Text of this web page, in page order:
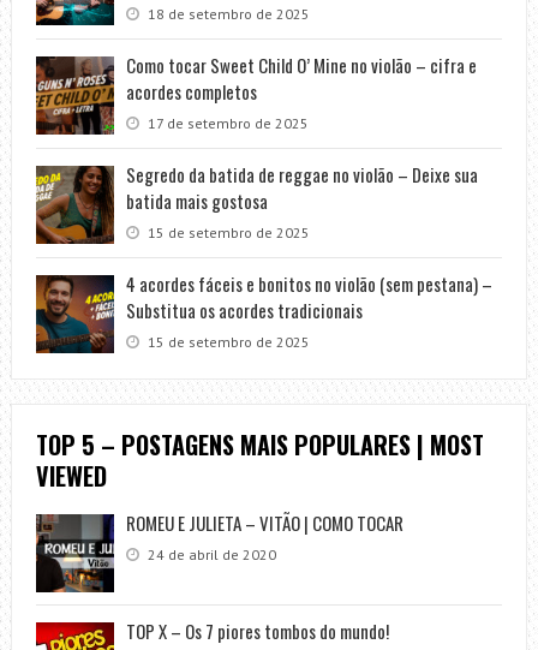
18 de setembro de 2025
Como tocar Sweet Child O’ Mine no violão – cifra e
acordes completos
17 de setembro de 2025
Segredo da batida de reggae no violão – Deixe sua
batida mais gostosa
15 de setembro de 2025
4 acordes fáceis e bonitos no violão (sem pestana) –
Substitua os acordes tradicionais
15 de setembro de 2025
TOP 5 – POSTAGENS MAIS POPULARES | MOST
VIEWED
ROMEU E JULIETA – VITÃO | COMO TOCAR
24 de abril de 2020
TOP X – Os 7 piores tombos do mundo!